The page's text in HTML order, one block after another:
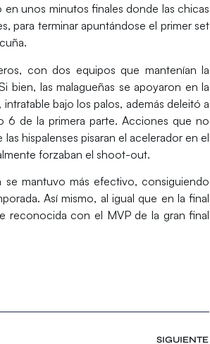
unos minutos finales donde las chicas
para terminar apuntándose el primer set
con dos equipos que mantenían la
bien, las malagueñas se apoyaron en la
bajo los palos, además deleitó a
6 de la primera parte. Acciones que no
hispalenses pisaran el acelerador en el
forzaban el shoot-out.
mantuvo más efectivo, consiguiendo
Así mismo, al igual que en la final
reconocida con el MVP de la gran final
SIGUIENTE